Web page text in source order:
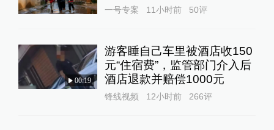
一号专案 11小时前 50评
00:19
游客睡自己车里被酒店收150
元“住宿费”，监管部门介入后
酒店退款并赔偿1000元
锋线视频 12小时前 266评